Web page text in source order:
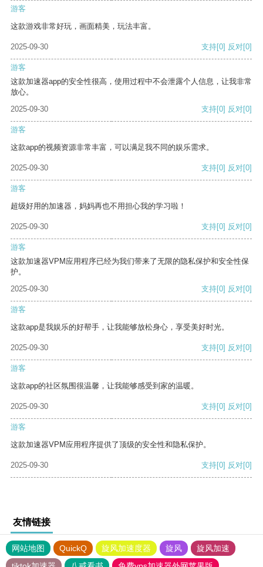
游客
这款游戏非常好玩，画面精美，玩法丰富。
2025-09-30 支持[0] 反对[0]
游客
这款加速器app的安全性很高，使用过程中不会泄露个人信息，让我非常
放心。
2025-09-30
支持[0] 反对[0]
游客
这款app的视频资源非常丰富，可以满足我不同的娱乐需求。
2025-09-30 支持[0] 反对[0]
游客
超级好用的加速器，妈妈再也不用担心我的学习啦！
2025-09-30 支持[0] 反对[0]
游客
这款加速器VPM应用程序已经为我们带来了无限的隐私保护和安全性保
护。
2025-09-30
支持[0] 反对[0]
游客
这款app是我娱乐的好帮手，让我能够放松身心，享受美好时光。
2025-09-30 支持[0] 反对[0]
游客
这款app的社区氛围很温馨，让我能够感受到家的温暖。
2025-09-30 支持[0] 反对[0]
游客
这款加速器VPM应用程序提供了顶级的安全性和隐私保护。
2025-09-30 支持[0] 反对[0]
友情链接
网站地图 QuickQ 旋风加速度器 旋风
旋风加速